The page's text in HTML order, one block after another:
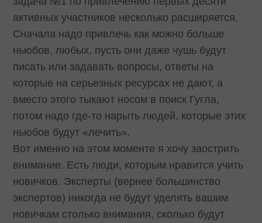
активных участников несколько расширяется.
Сначала надо привлечь как можно больше
ньюбов, любых, пусть они даже чушь будут
писать или задавать вопросы, ответы на
которые на серьезных ресурсах не дают, а
вместо этого тыкают носом в поиск Гугла,
потом надо где-то нарыть людей, которые этих
ньюбов будут «лечить».
Вот именно на этом моменте я хочу заострить
внимание. Есть люди, которым нравится учить
новичков. Эксперты (вернее большинство
экспертов) никогда не будут уделять вашим
новичкам столько внимания, сколько будут